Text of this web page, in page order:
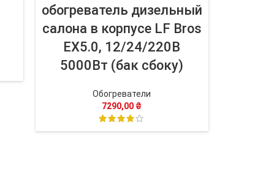
обогреватель дизельный
салона в корпусе LF Bros
EX5.0, 12/24/220В
5000Вт (бак сбоку)
Обогреватели
7290,00 ₴